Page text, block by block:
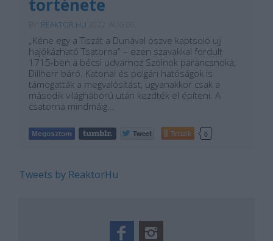
története
REAKTOR.HU
„Kéne egy a Tiszát a Dunával öszve kaptsoló ujj
hajókázható Tsatorna” – ezen szavakkal fordult
1715-ben a bécsi udvarhoz Szolnok parancsnoka,
Dillherr báró. Katonai és polgári hatóságok is
támogatták a megvalósítást, ugyanakkor csak a
második világháború után kezdték el építeni. A
csatorna mindmáig…
Tetszik 0
Tweets by ReaktorHu